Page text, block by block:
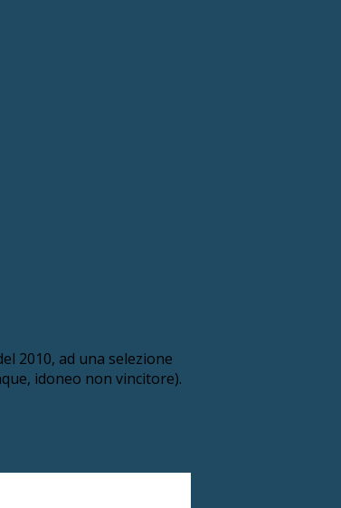
2010, ad una selezione
idoneo non vincitore).